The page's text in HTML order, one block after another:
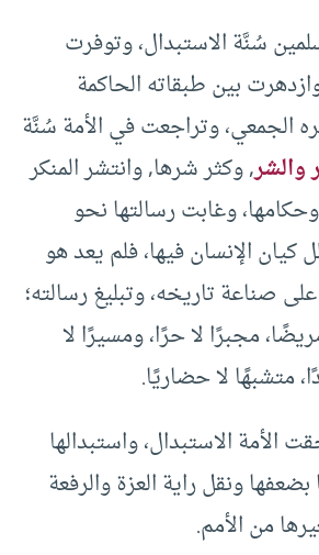
سُنَّة الاستبدال، وتوفرت
بين طبقاته الحاكمة
الجمعي، وتراجعت في الأمة سُنَّة
والشر, وكثر شرها, وانتشر المنكر
وغابت رسالتها نحو
كيان الإنسان فيها، فلم يعد هو
على صناعة تاريخه، وتبليغ رسالته؛
مجبرًا لا حرًا، ومسيرًا لا
متشبهًا لا حضاريًا.
الاستبدال، واستبدالها
بضعفها ونقل راية العزة والرفعة
من الأمم.